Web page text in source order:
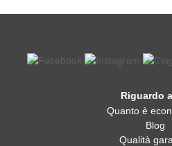
Riguardo
Quanto è
Blog
Qualità